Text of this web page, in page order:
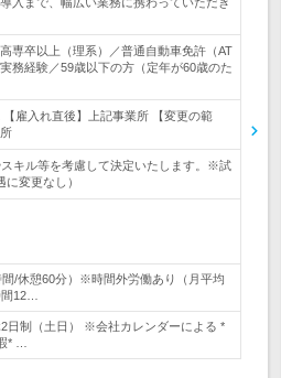
専卒以上（理系）／普通自動車免許（AT
務経験／59歳以下の方（定年が60歳のた
雇入れ直後】上記事業所 【変更の範
キル等を考慮して決定いたします。※試
変更なし）
/休憩60分）※時間外労働あり（月平均
12…
日制（土日） ※会社カレンダーによる *
* …